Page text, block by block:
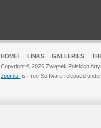
HOME! LINKS GALLERIES
Copyright © 2026 Związek Polskich
Joomla! is Free Software released